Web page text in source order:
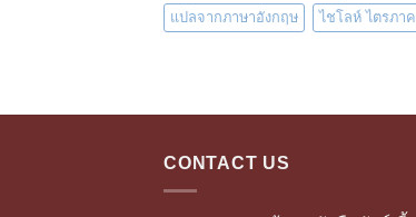
แปลจากภาษาอังกฤษ ไชโลห์ ไตรภาค
CONTACT US